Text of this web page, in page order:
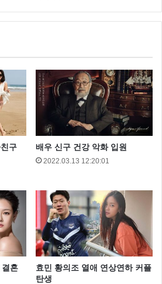
구
배우 신구 건강 악화 입원
2022.03.13 12:20:01
결혼
효민 황의조 열애 연상연하 커플
탄생